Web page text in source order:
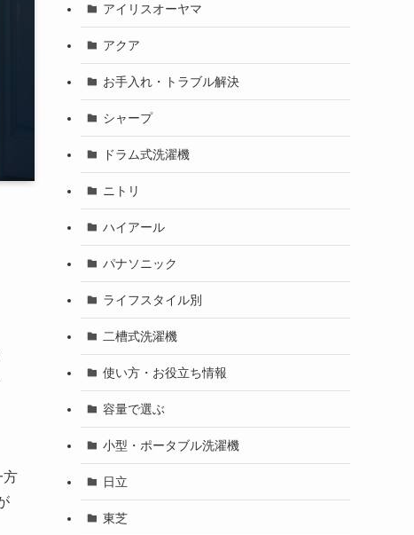
方
アイリスオーヤマ
アクア
お手入れ・トラブル解決
シャープ
ドラム式洗濯機
ニトリ
ハイアール
パナソニック
ライフスタイル別
二槽式洗濯機
使い方・お役立ち情報
容量で選ぶ
小型・ポータブル洗濯機
日立
東芝